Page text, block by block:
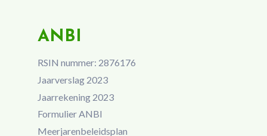
ANBI
RSIN nummer: 2876176
Jaarverslag 2023
Jaarrekening 2023
Formulier ANBI
Meerjarenbeleidsplan